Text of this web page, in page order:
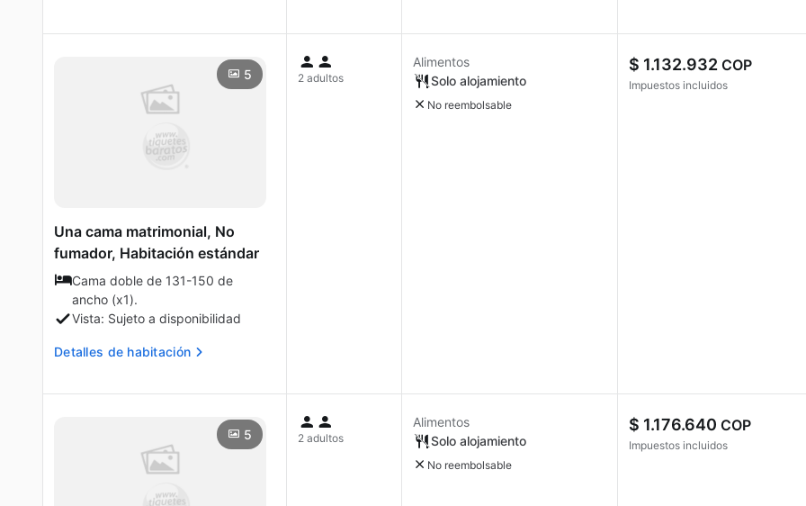
5
Una cama matrimonial, No
fumador, Habitación estándar
Cama doble de 131-150 de
ancho (x1).
Vista: Sujeto a disponibilidad
Detalles de habitación
2 adultos
Alimentos
Solo alojamiento
No reembolsable
$ 1.132.932 COP
Impuestos incluidos
5 2 adultos
Alimentos
Solo alojamiento
No reembolsable
$ 1.176.640 COP
Impuestos incluidos